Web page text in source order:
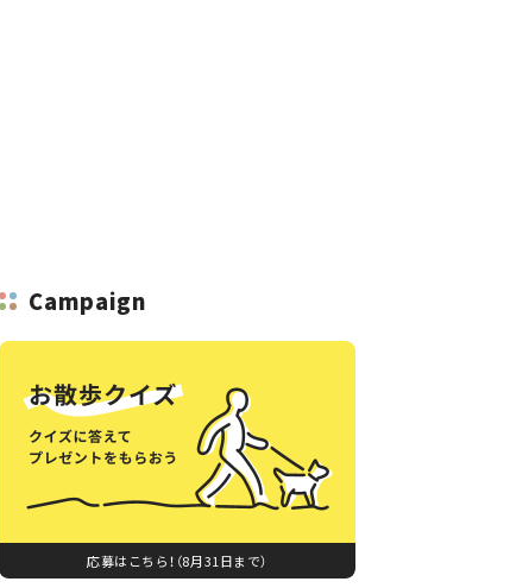
Campaign
応募はこちら！（8月31日まで）